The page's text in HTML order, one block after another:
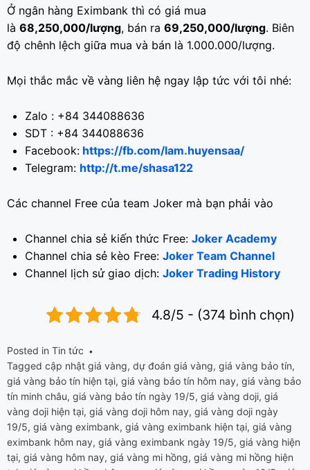
Ở ngân hàng Eximbank thì có giá mua
là 68,250,000/lượng, bán ra 69,250,000/lượng. Biên
độ chênh lệch giữa mua và bán là 1.000.000/lượng.
Mọi thắc mắc về vàng liên hệ ngay lập tức với tôi nhé:
Zalo : +84 344088636
SDT : +84 344088636
Facebook: https://fb.com/lam.huyensaa/
Telegram: http://t.me/shasa122
Các channel Free của team Joker mà bạn phải vào
Channel chia sẻ kiến thức Free: Joker Academy
Channel chia sẻ kèo Free: Joker Team Channel
Channel lịch sử giao dịch: Joker Trading History
4.8/5 - (374 bình chọn)
Posted in Tin tức
Tagged cập nhật giá vàng, dự đoán giá vàng, giá vàng bảo tín,
giá vàng bảo tín hiện tại, giá vàng bảo tín hôm nay, giá vàng bảo
tín minh châu, giá vàng bảo tín ngày 19/5, giá vàng doji, giá
vàng doji hiện tại, giá vàng doji hôm nay, giá vàng doji ngày
19/5, giá vàng eximbank, giá vàng eximbank hiện tại, giá vàng
eximbank hôm nay, giá vàng eximbank ngày 19/5, giá vàng hiện
tại, giá vàng hôm nay, giá vàng mi hồng, giá vàng mi hồng hiện